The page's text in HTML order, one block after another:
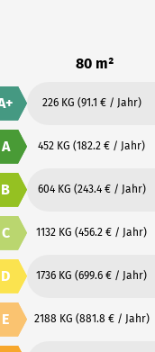
80 m²
226 KG (91.1 € / Jahr)
A 452 KG (182.2 € / Jahr)
B 604 KG (243.4 € / Jahr)
C 1132 KG (456.2 € / Jahr)
D 1736 KG (699.6 € / Jahr)
E 2188 KG (881.8 € / Jahr)